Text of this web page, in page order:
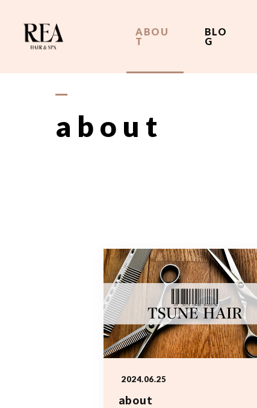
ABOU
T
BLO
G
about
2024.06.25
about